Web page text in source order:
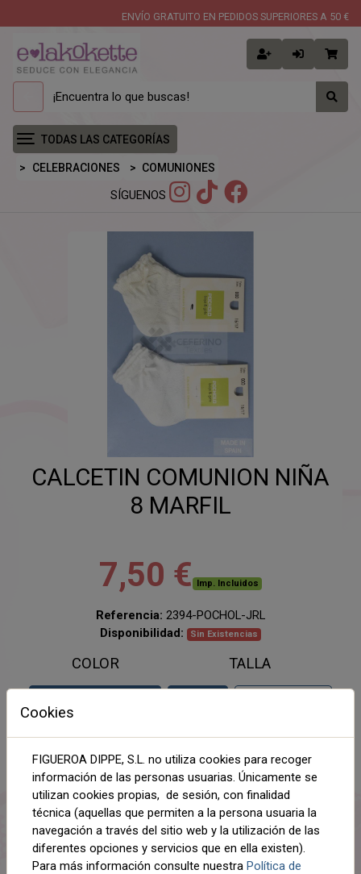
ENVÍO GRATUITO EN PEDIDOS SUPERIORES A 50 €
TODAS LAS CATEGORÍAS
CELEBRACIONES COMUNIONES
SÍGUENOS
CALCETIN COMUNION NIÑA
8 MARFIL
7,50 € Imp. Incluidos
Referencia: 2394-POCHOL-JRL
Disponibilidad:
Sin Existencias
COLOR TALLA
Compartir
Cookies
FIGUEROA DIPPE, S.L. no utiliza cookies para recoger
información de las personas usuarias. Únicamente se
utilizan cookies propias, de sesión, con finalidad
técnica (aquellas que permiten a la persona usuaria la
navegación a través del sitio web y la utilización de las
diferentes opciones y servicios que en ella existen).
Para más información consulte nuestra Política de